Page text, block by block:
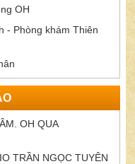
OH
- Phòng khám Thiên
OH QUA
TRẦN NGỌC TUYÊN